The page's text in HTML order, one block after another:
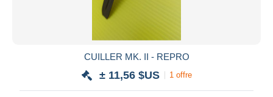
CUILLER MK. II - REPRO
± 11,56 $US 1 offre